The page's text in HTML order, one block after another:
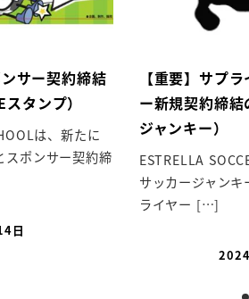
サー契約締結
タンプ）
は、新たに
スポンサー契約締
日
【重要】サプ
ー新規契約締
ジャンキー）
ESTRELLA
サッカージャン
ライヤー […]